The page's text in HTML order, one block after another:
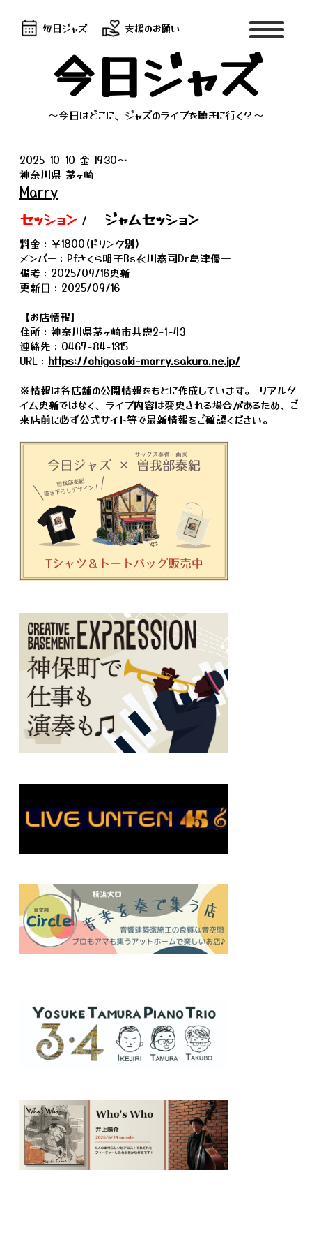
毎日ジャズ 支援のお願い
今日ジャズ
～今日はどこに、ジャズのライブを聴きに行く？～
2025-10-10 金 19:30〜
神奈川県 茅ヶ崎
Marry
セッション / ジャムセッション
料金：￥1800(ドリンク別)
メンバー：Pfさくら明子Bs衣川泰司Dr島津優一
備考：2025/09/16更新
更新日：2025/09/16
【お店情報】
住所：神奈川県茅ヶ崎市共恵2-1-43
連絡先：0467-84-1315
URL： https://chigasaki-marry.sakura.ne.jp/
※情報は各店舗の公開情報をもとに作成しています。 リアルタ
イム更新ではなく、ライブ内容は変更される場合があるため、ご
来店前に必ず公式サイト等で最新情報をご確認ください。